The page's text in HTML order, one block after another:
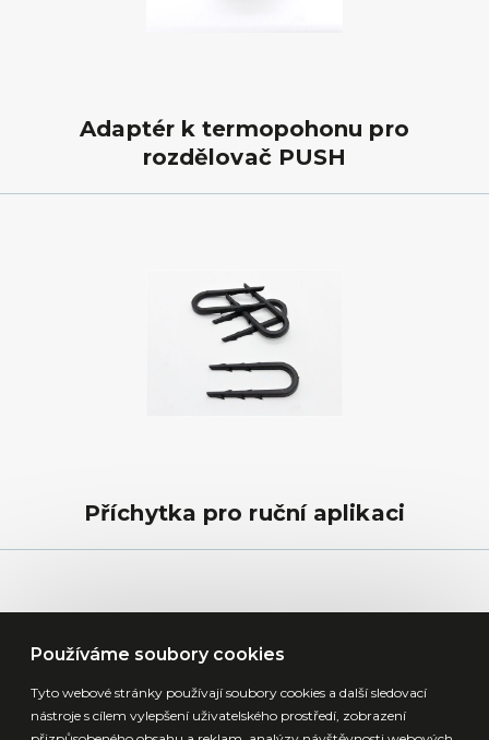
Používáme soubory cookies
Tyto webové stránky používají soubory cookies a další sledovací
nástroje s cílem vylepšení uživatelského prostředí, zobrazení
Adaptér k termopohonu pro
rozdělovač PUSH
Příchytka pro ruční aplikaci